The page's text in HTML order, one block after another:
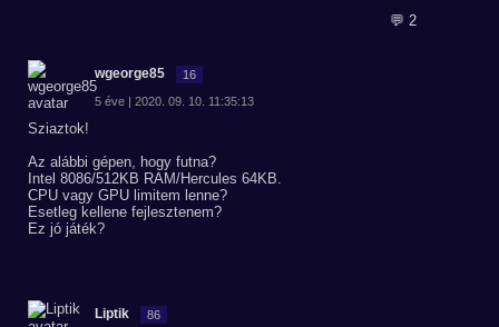
💬 2
wgeorge85 16
5 éve | 2020. 09. 10. 11:35:13
Sziaztok!
Az alábbi gépen, hogy futna?
Intel 8086/512KB RAM/Hercules 64KB.
CPU vagy GPU limitem lenne?
Esetleg kellene fejlesztenem?
Ez jó játék?
Liptik 86